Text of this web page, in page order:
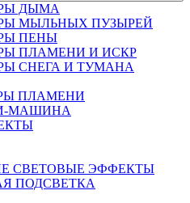
ДЫМА
МЫЛЬНЫХ ПУЗЫРЕЙ
ПЕНЫ
ПЛАМЕНИ И ИСКР
СНЕГА И ТУМАНА
ПЛАМЕНИ
МАШИНА
СВЕТОВЫЕ ЭФФЕКТЫ
ПОДСВЕТКА